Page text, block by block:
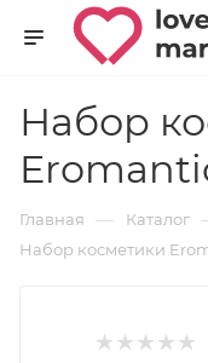
Набор
Главная — Каталог
Набор косметики